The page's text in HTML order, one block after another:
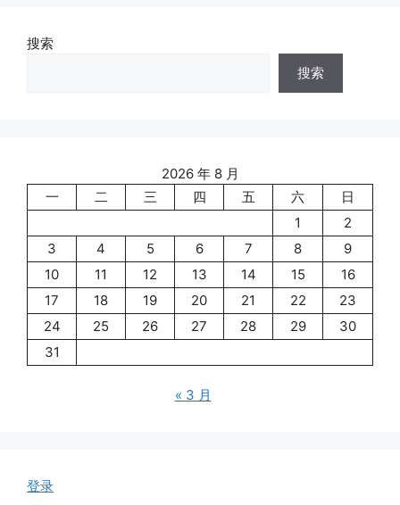
搜索
搜索
2026 年 8 月
一
二 三 四 五 六
日
1
2
3
4 5 6 7 8
9
10
11 12 13 14 15
16
17
18 19 20 21 22
23
24
25 26 27 28 29
30
31
« 3 月
登录